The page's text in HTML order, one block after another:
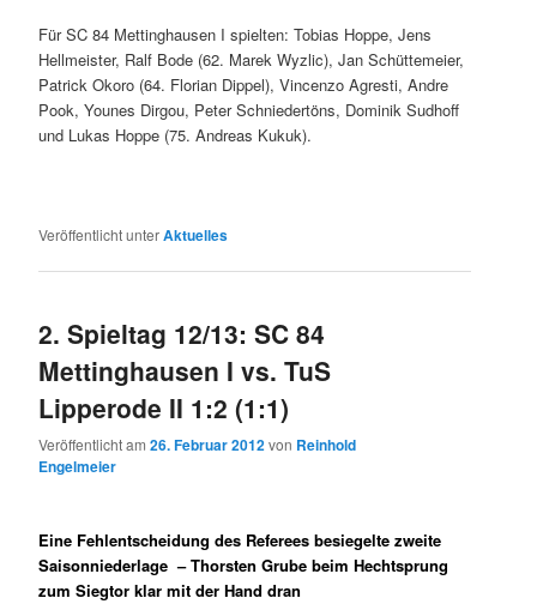
Für SC 84 Mettinghausen I spielten: Tobias Hoppe, Jens
Hellmeister, Ralf Bode (62. Marek Wyzlic), Jan Schüttemeier,
Patrick Okoro (64. Florian Dippel), Vincenzo Agresti, Andre
Pook, Younes Dirgou, Peter Schniedertöns, Dominik Sudhoff
und Lukas Hoppe (75. Andreas Kukuk).
Veröffentlicht unterAktuelles
2. Spieltag 12/13: SC 84
Mettinghausen I vs. TuS
Lipperode II 1:2 (1:1)
Veröffentlicht am26. Februar 2012von Reinhold
Engelmeier
Eine Fehlentscheidung des Referees besiegelte zweite
Saisonniederlage – Thorsten Grube beim Hechtsprung
zum Siegtor klar mit der Hand dran